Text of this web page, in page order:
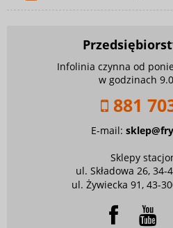
Infolinia czynna od
w godzinach
881
E-mail:
Sklepy
ul. Składowa 26, 34-
ul. Żywiecka 91, 43-